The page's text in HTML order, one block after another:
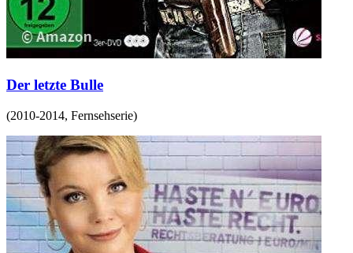
Der letzte Bulle
(2010-2014, Fernsehserie)